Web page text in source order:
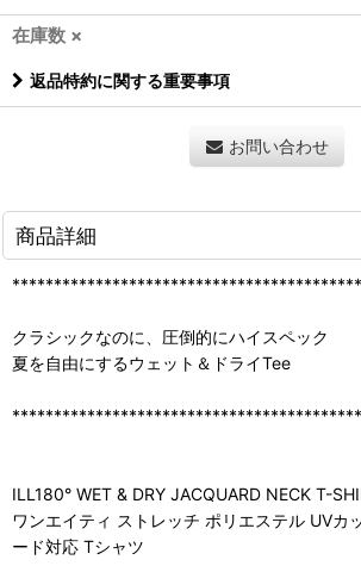
在庫数 ×
返品特約に関する重要事項
お問い合わせ
商品詳細
クラシックなのに、圧倒的にハイスペック
夏を自由にするウェット＆ドライTee
ILL180° WET & DRY JACQUARD NECK T-
ワンエイティ ストレッチ ポリエステル UVカ
ード対応 Tシャツ